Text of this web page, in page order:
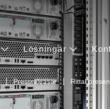
Pressreleaser Rittal
Lösningar